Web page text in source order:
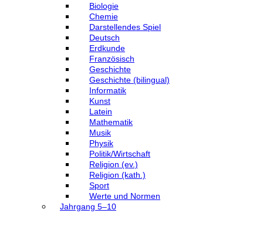
Biologie
Chemie
Darstellendes Spiel
Deutsch
Erdkunde
Französisch
Geschichte
Geschichte (bilingual)
Informatik
Kunst
Latein
Mathematik
Musik
Physik
Politik/Wirtschaft
Religion (ev.)
Religion (kath.)
Sport
Werte und Normen
Jahrgang 5–10